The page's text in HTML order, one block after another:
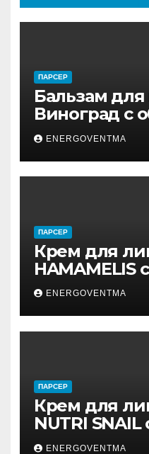
ПАРСЕР
Бальзам для
Виноград с
ENERGOVENTMA
ПАРСЕР
Крем для
HAMAMELIS
50 мл
ENERGOVENTMA
ПАРСЕР
Крем для
NUTRI SNAIL
муцина
ENERGOVENTMA